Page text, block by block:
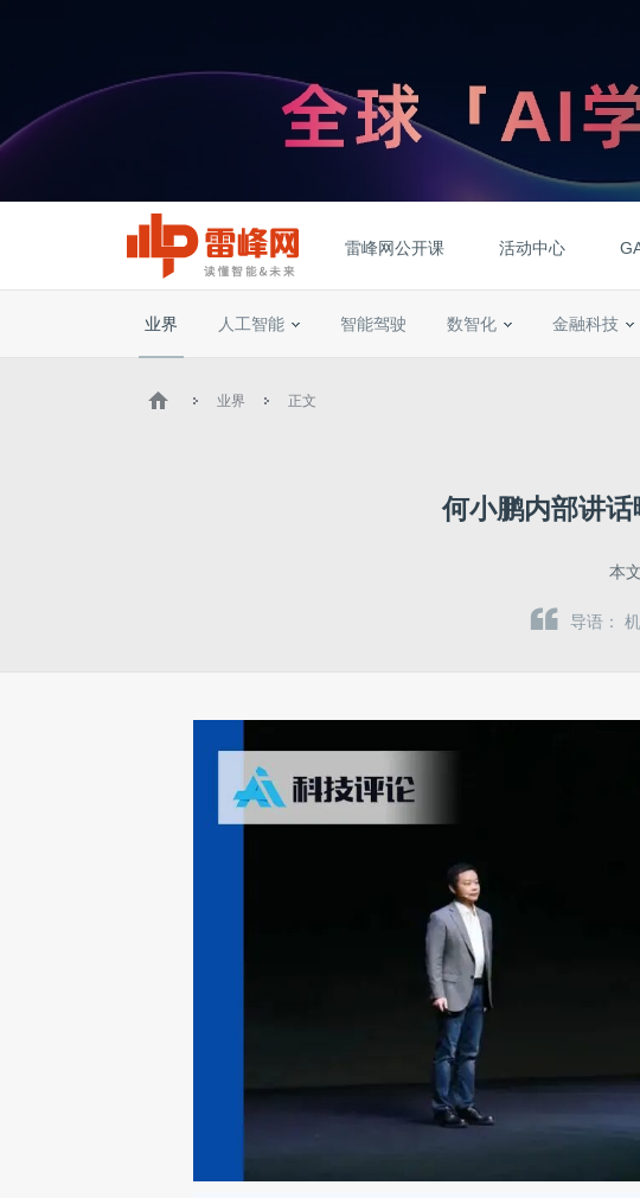
雷峰网公开课 活动中心
业界 人工智能 智能驾驶 数智化 金融科技
业界 正文
何小鹏内部讲
本
导语：